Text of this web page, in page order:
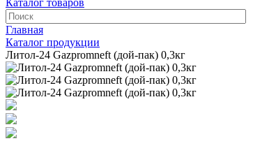
Каталог товаров
Главная
Каталог продукции
Литол-24 Gazpromneft (дой-пак) 0,3кг